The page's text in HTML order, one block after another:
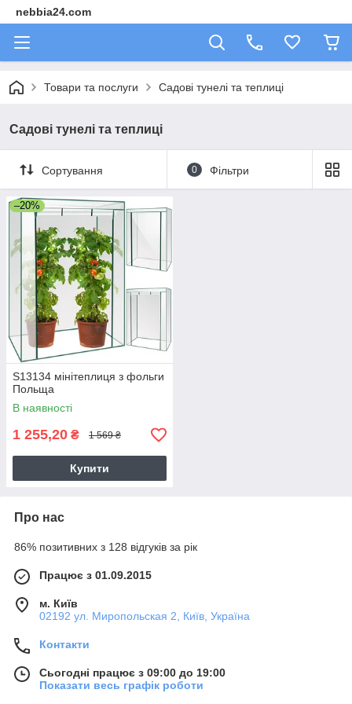
nebbia24.com
Товари та послуги Садові тунелі та теплиці
Садові тунелі та теплиці
Сортування 0 Фільтри
–20%
S13134 мінітеплиця з фольги
Польща
В наявності
1 255,20 ₴ 1 569 ₴
Купити
Про нас
86% позитивних з 128 відгуків за рік
Працює з 01.09.2015
м. Київ
02192 ул. Миропольская 2, Київ, Україна
Контакти
Сьогодні працює з 09:00 до 19:00
Показати весь графік роботи